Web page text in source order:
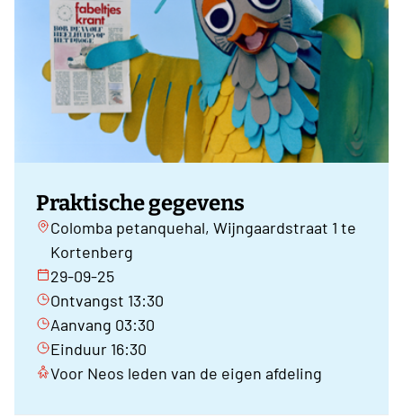
Praktische gegevens
Colomba petanquehal, Wijngaardstraat 1 te
Kortenberg
29-09-25
Ontvangst 13:30
Aanvang 03:30
Einduur 16:30
Voor Neos leden van de eigen afdeling